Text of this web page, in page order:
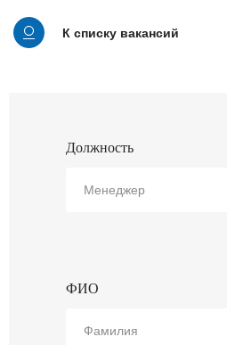
К списку вакансий
Должность
ФИО